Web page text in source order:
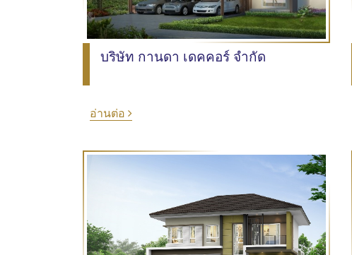
บริษัท กานดา เดคคอร์ จำกัด
อ่านต่อ